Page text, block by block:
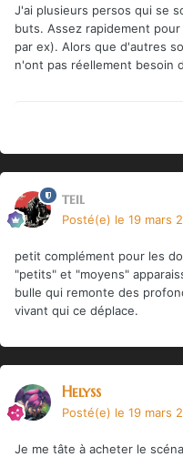
J'ai plusieurs persos qui se
buts. Assez rapidement
par ex). Alors que d'autres
n'ont pas réellement besoin
teil
Posté(e) le 19 mars
petit complément pour les
"petits" et "moyens"
bulle qui remonte des
vivant qui ce déplace.
Helyss
Posté(e) le 19 mars
Je me tâte à acheter le